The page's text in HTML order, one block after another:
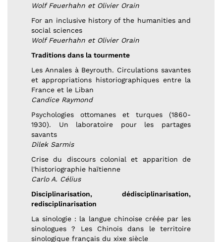
Wolf Feuerhahn et Olivier Orain
For an inclusive history of the humanities and
social sciences
Wolf Feuerhahn et Olivier Orain
Traditions dans la tourmente
Les Annales à Beyrouth. Circulations savantes
et appropriations historiographiques entre la
France et le Liban
Candice Raymond
Psychologies ottomanes et turques (1860-
1930). Un laboratoire pour les partages
savants
Dilek Sarmis
Crise du discours colonial et apparition de
l'historiographie haïtienne
Carlo A. Célius
Disciplinarisation, dédisciplinarisation,
redisciplinarisation
La sinologie : la langue chinoise créée par les
sinologues ? Les Chinois dans le territoire
sinologique français du xixe siècle